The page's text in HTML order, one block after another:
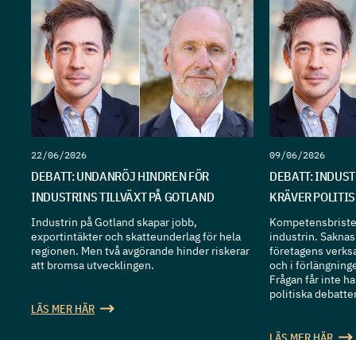
22/06/2026
DEBATT: UNDANRÖJ HINDREN FÖR
INDUSTRINS TILLVÄXT PÅ GOTLAND
Industrin på Gotland skapar jobb,
exportintäkter och skatteunderlag för hela
regionen. Men två avgörande hinder riskerar
att bromsa utvecklingen.
LÄS MER HÄR
09/06/2026
DEBATT:
KRÄVER
industrin.
företagens
och i
Frågan får inte
politiska